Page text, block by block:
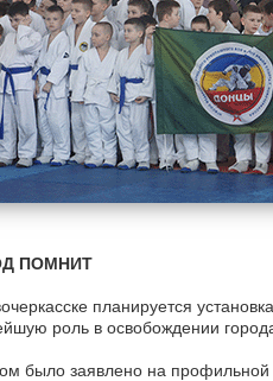
ПОМНИТ
планируется
роль в освобождении
было заявлено на